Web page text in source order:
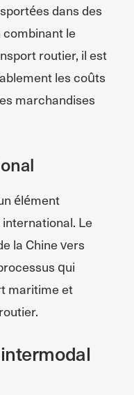
dans des
le
routier, il est
les coûts
marchandises
élément
Le
la Chine vers
qui
maritime et